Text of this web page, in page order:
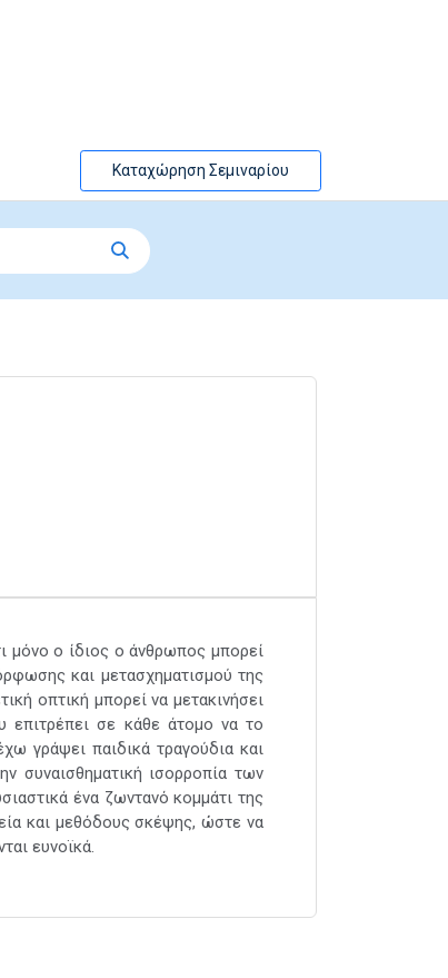
Καταχώρηση Σεμιναρίου
μόνο ο ίδιος ο άνθρωπος μπορεί
και μετασχηματισμού της
οπτική μπορεί να μετακινήσει
επιτρέπει σε κάθε άτομο να το
γράψει παιδικά τραγούδια και
συναισθηματική ισορροπία των
ένα ζωντανό κομμάτι της
και μεθόδους σκέψης, ώστε να
ευνοϊκά.